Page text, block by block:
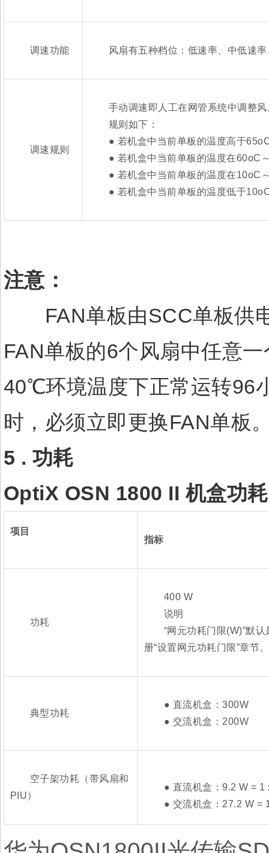
调速功能 风扇有五种档位：低速率、中低速率
调速规则
手动调速即人工在网管系统中调整风
规则如下：
● 若机盒中当前单板的温度高于65oC
● 若机盒中当前单板的温度在60oC
● 若机盒中当前单板的温度在10oC～
● 若机盒中当前单板的温度低于10oC
注意：
FAN单板由SCC单板供电
FAN单板的6个风扇中任意
40℃环境温度下正常运转96
时，必须立即更换FAN单板
5 . 功耗
OptiX OSN 1800 II机盒功
项目
指标
功耗
400 W
说明
“网元功耗门限(W)”默认
册“设置网元功耗门限”章节。
典型功耗
● 直流机盒：300W
● 交流机盒：200W
空子架功耗（带风扇和
PIU）
● 直流机盒：9.2 W = 1
● 交流机盒：27.2 W = 1